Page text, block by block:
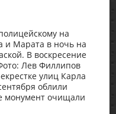
на
и Марата в ночь на
В воскресение
Лев Филлипов
улиц Карла
облили
монумент очищали